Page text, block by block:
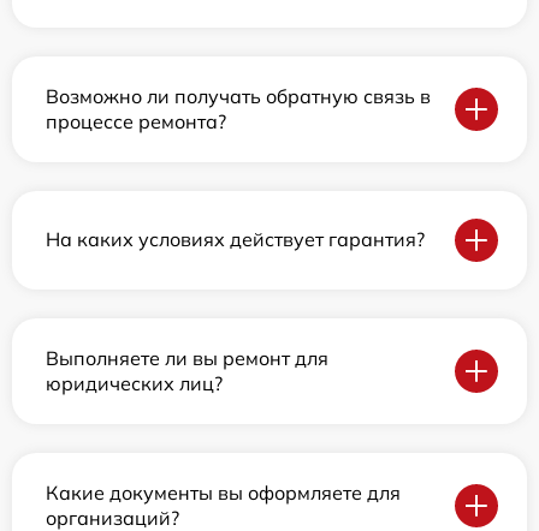
Возможно ли получать обратную связь в
процессе ремонта?
На каких условиях действует гарантия?
Выполняете ли вы ремонт для
юридических лиц?
Какие документы вы оформляете для
организаций?